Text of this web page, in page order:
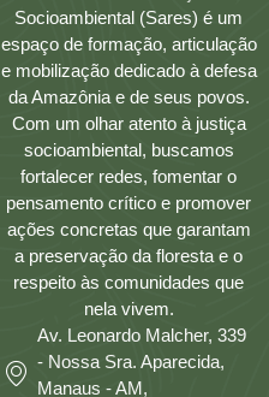
Socioambiental (Sares) é um
espaço de formação, articulação
e mobilização dedicado à defesa
da Amazônia e de seus povos.
Com um olhar atento à justiça
socioambiental, buscamos
fortalecer redes, fomentar o
pensamento crítico e promover
ações concretas que garantam
a preservação da floresta e o
respeito às comunidades que
nela vivem.
Av. Leonardo Malcher, 339
- Nossa Sra. Aparecida,
Manaus - AM,